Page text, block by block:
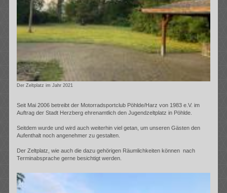
Der Zeltplatz im Jahr 2021
Seit Mai 2006 betreibt der Motorradsportclub Pöhlde/Harz von 1983 e.V. im
Auftrag der Stadt Herzberg ehrenamtlich den Jugendzeltplatz in Pöhlde.
Seitdem wurde und wird auch weiterhin viel getan, um unseren Gästen den
Aufenthalt noch angenehmer zu gestalten.
Der Zeltplatz, wie auch die dazu gehörigen Räumlichkeiten können nach
Terminabsprache gerne besichtigt werden.